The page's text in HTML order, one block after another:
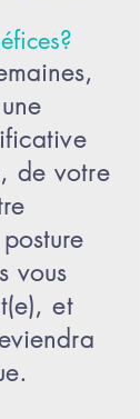
de votre
vous
et